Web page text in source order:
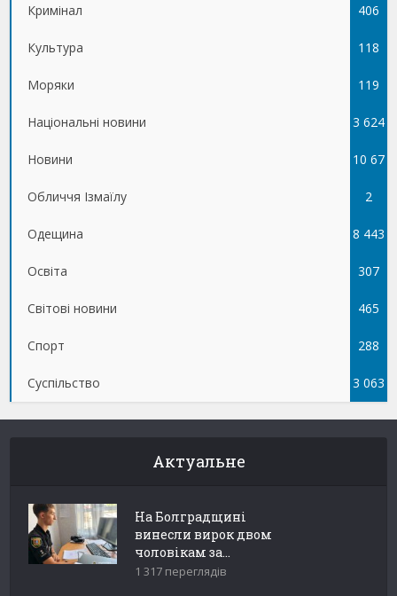
Кримінал 406
Культура 118
Моряки 119
Національні новини 3 624
Новини 10 67
5
Обличчя Ізмаїлу 2
Одещина 8 443
Освіта 307
Світові новини 465
Спорт 288
Суспільство 3 063
Актуальне
На Болградщині
винесли вирок двом
чоловікам за...
1 317 переглядів